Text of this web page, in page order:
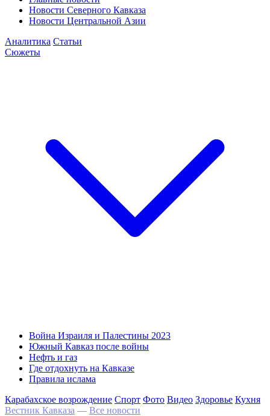
Новости Северного Кавказа
Новости Центральной Азии
Аналитика Статьи
Сюжеты
Война Израиля и Палестины 2023
Южный Кавказ после войны
Нефть и газ
Где отдохнуть на Кавказе
Правила ислама
Карабахское возрождение Спорт Фото Видео Здоровье Кухня
Вестник Кавказа — Все новости